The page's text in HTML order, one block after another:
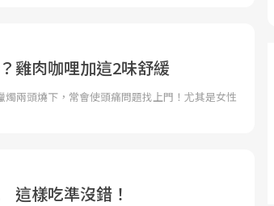
雞肉咖哩加這2味舒緩
兩頭燒下，常會使頭痛問題找上門！尤其是女性
這樣吃準沒錯！